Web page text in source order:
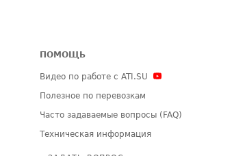
ПОМОЩЬ
Видео по работе с ATI.SU
Полезное по перевозкам
Часто задаваемые вопросы (FAQ)
Техническая информация